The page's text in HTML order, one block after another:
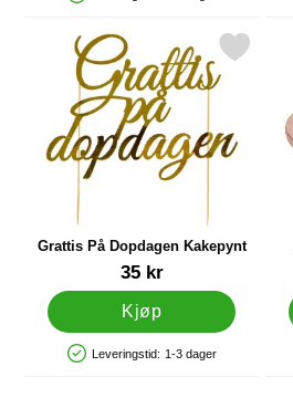
Produkttilgjengelighet: På lager
Grattis På Dopdagen Kakepynt
Varenummer 41485
35 kr
Kjøp
Produkttilgjengelighet: På lager
Leveringstid: 1-3 dager
Merk grattis På Dopdagen